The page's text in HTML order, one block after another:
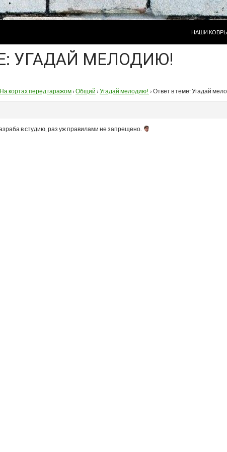
НАШИ
УГАДАЙ МЕЛОДИЮ!
На кортах перед гаражом › Общий › Угадай мелодию! › Ответ в теме: Угадай
в студию, раз уж правилами не запрещено.